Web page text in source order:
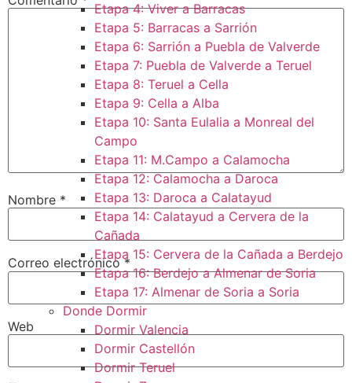
Etapa 4: Viver a Barracas
Etapa 5: Barracas a Sarrión
Etapa 6: Sarrión a Puebla de Valverde
Etapa 7: Puebla de Valverde a Teruel
Etapa 8: Teruel a Cella
Etapa 9: Cella a Alba
Etapa 10: Santa Eulalia a Monreal del
Campo​
Etapa 11: M.Campo a Calamocha​
Etapa 12: Calamocha a Daroca ​
Etapa 13: Daroca a Calatayud
Etapa 14: Calatayud a Cervera de la
Cañada​
Etapa 15: Cervera de la Cañada a Berdejo
Etapa 16: Berdejo a Almenar de Soria
Etapa 17: Almenar de Soria a Soria ​
Donde Dormir
Dormir Valencia
Dormir Castellón
Dormir Teruel
Nombre *
Correo electrónico*
Web